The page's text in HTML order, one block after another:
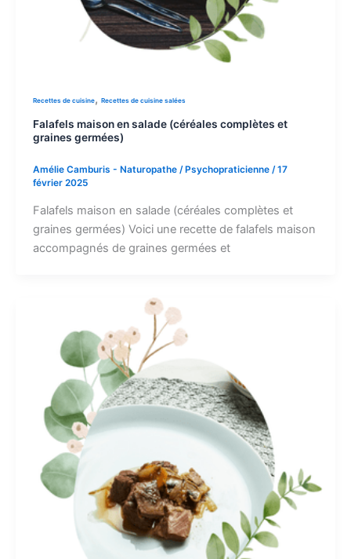
Recettes de cuisine, Recettes de cuisine salées
Falafels maison en salade (céréales complètes et
graines germées)
Amélie Camburis - Naturopathe / Psychopraticienne /17
février 2025
Falafels maison en salade (céréales complètes et
graines germées) Voici une recette de falafels maison
accompagnés de graines germées et